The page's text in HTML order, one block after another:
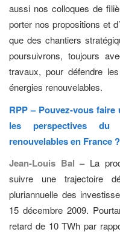
aussi nos colloques de
porter nos propositions et
que des chantiers
poursuivrons, toujours
travaux, pour défendre
énergies renouvelables.
RPP – Pouvez-vous
les perspectives du
renouvelables en France ?
Jean-Louis Bal – La
suivre une trajectoire
pluriannuelle des
15 décembre 2009.
retard de 10 TWh par